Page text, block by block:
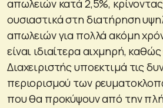
απωλειών κατά 2,5%,
ουσιαστικά στη διατήρηση
απωλειών για πολλά ακόμη
είναι ιδιαίτερα αιχμηρή,
Διαχειριστής υποεκτιμά τις
περιορισμού των
που θα προκύψουν από την